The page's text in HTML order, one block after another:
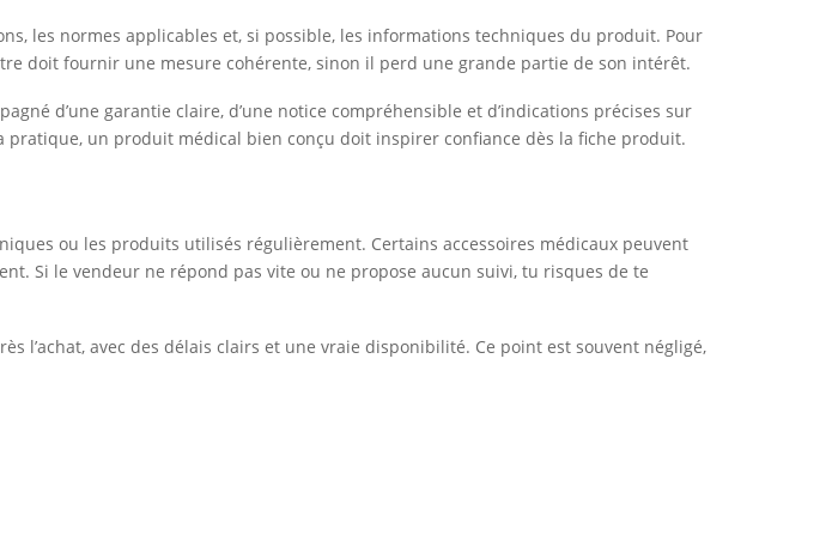
les normes applicables et, si possible, les informations techniques du produit. Pour
doit fournir une mesure cohérente, sinon il perd une grande partie de son intérêt.
d’une garantie claire, d’une notice compréhensible et d’indications précises sur
pratique, un produit médical bien conçu doit inspirer confiance dès la fiche produit.
ou les produits utilisés régulièrement. Certains accessoires médicaux peuvent
Si le vendeur ne répond pas vite ou ne propose aucun suivi, tu risques de te
l’achat, avec des délais clairs et une vraie disponibilité. Ce point est souvent négligé,